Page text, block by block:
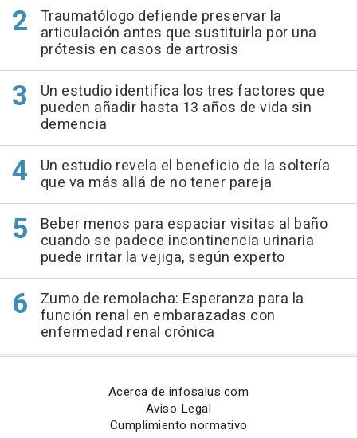
Traumatólogo defiende preservar la
articulación antes que sustituirla por una
prótesis en casos de artrosis
Un estudio identifica los tres factores que
pueden añadir hasta 13 años de vida sin
demencia
Un estudio revela el beneficio de la soltería
que va más allá de no tener pareja
Beber menos para espaciar visitas al baño
cuando se padece incontinencia urinaria
puede irritar la vejiga, según experto
Zumo de remolacha: Esperanza para la
función renal en embarazadas con
enfermedad renal crónica
Acerca de infosalus.com
Aviso Legal
Cumplimiento normativo